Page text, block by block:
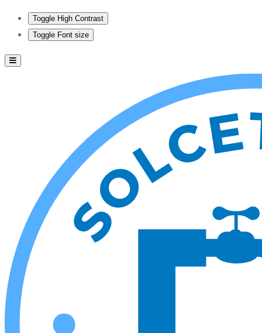
Toggle High Contrast
Toggle Font size